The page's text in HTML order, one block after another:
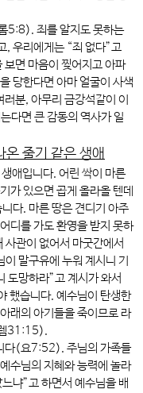
5:8). 죄를 알지도 못하는
, 우리에게는 “죄 없다”고
면 마음이 찢어지고 아파
당한다면 아마 얼굴이 사색
분, 아무리 금강석같이 이
다면 큰 감동의 역사가 일
줄기 같은 생애
애입니다. 어린 싹이 마른
가 있으면 곱게 올라올 텐데
다. 마른 땅은 견디기 아주
디를 가도 환영을 받지 못하
관이 없어서 마굿간에서
말구유에 누워 계시니 기
도망하라”고 계시가 와서
했습니다. 예수님이 탄생한
래의 아기들을 죽이므로 라
31:15).
다(요7:52). 주님의 가족들
수님의 지혜와 능력에 놀라
냐”고 하면서 예수님을 배